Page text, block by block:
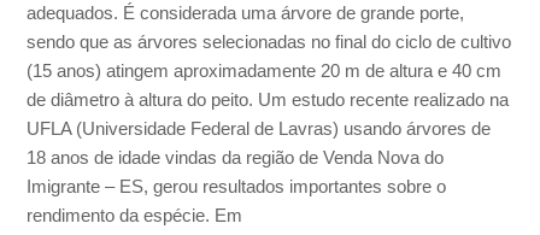
adequados. É considerada uma árvore de grande porte,
sendo que as árvores selecionadas no final do ciclo de cultivo
(15 anos) atingem aproximadamente 20 m de altura e 40 cm
de diâmetro à altura do peito. Um estudo recente realizado na
UFLA (Universidade Federal de Lavras) usando árvores de
18 anos de idade vindas da região de Venda Nova do
Imigrante – ES, gerou resultados importantes sobre o
rendimento da espécie. Em